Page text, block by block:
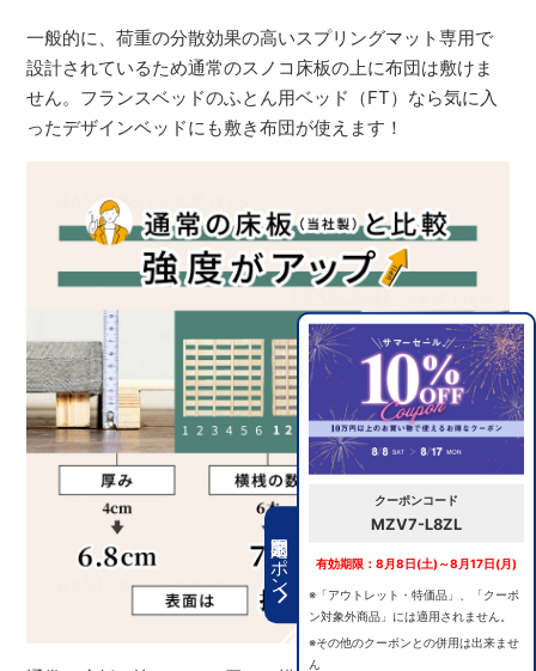
期間限定クーポン
クーポンコード
MZV7-L8ZL
有効期限：8月8日(土)～8月17日(月)
※「アウトレット・特価品」、「クーポ
ン対象外商品」には適用されません。
※その他のクーポンとの併用は出来ませ
ん
一般的に、荷重の分散効果の高いスプリングマット専用で
設計されているため通常のスノコ床板の上に布団は敷けま
せん。フランスベッドのふとん用ベッド（FT）なら気に入
ったデザインベッドにも敷き布団が使えます！